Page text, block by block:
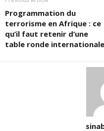
Programmation du
terrorisme en Afrique : ce
qu’il faut retenir d’une
table ronde internationale